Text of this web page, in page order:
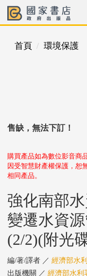
首頁 環境保護
售缺，無法下訂！
購買產品如為數位影音商
因受智慧財產權保護，恕
相同產品。
強化南部
變遷水資
(2/2)(附光
編/著/譯者 ／ 經濟部水
出版機關 ／ 經濟部水利